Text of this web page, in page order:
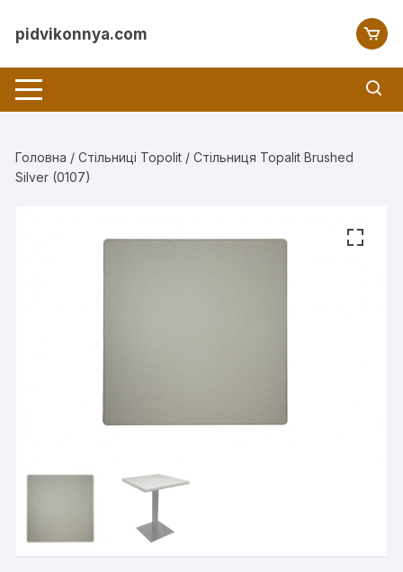
pidvikonnya.com
Головна /Стільниці Topolit / Стільниця Topalit Brushed
Silver (0107)